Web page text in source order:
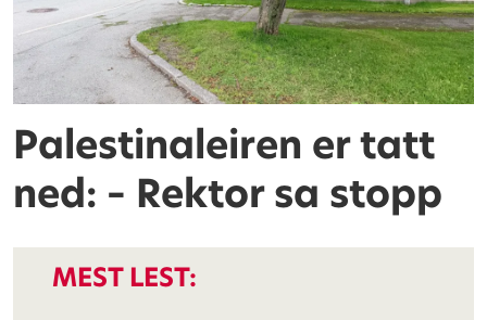
Palestinaleiren er tatt
ned: – Rektor sa stopp
MEST LEST: